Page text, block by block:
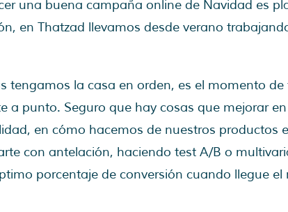
una buena campaña online de Navidad es
en Thatzad llevamos desde verano
tengamos la casa en orden, es el momento de
a punto. Seguro que hay cosas que mejorar
en cómo hacemos de nuestros productos
con antelación, haciendo test A/B o
porcentaje de conversión cuando llegue el